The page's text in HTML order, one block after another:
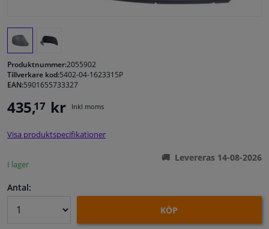
Fönster & Tillbehör
Bilvård & Tillbehör
Sensorer & Elsystem
Produktnummer:2055902
Tillverkare kod:5402-04-1623315P
EAN:5901655733327
435,17 kr Inkl moms
Visa produktspecifikationer
I lager
Levereras 14-08-2026
Antal:
KÖP